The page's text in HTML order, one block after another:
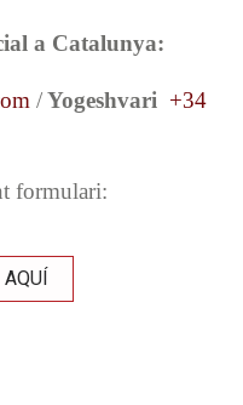
a Catalunya:
/Yogeshvari +34
formulari: